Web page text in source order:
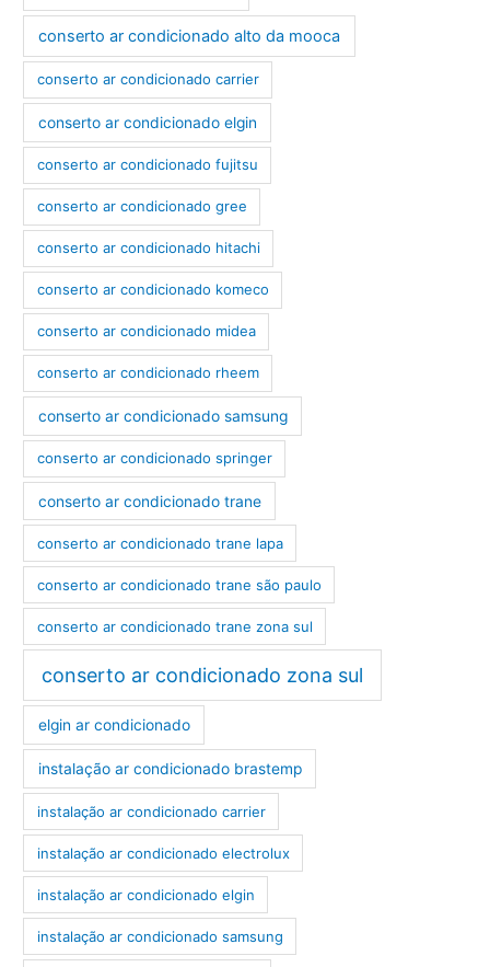
conserto ar condicionado alto da mooca
conserto ar condicionado carrier
conserto ar condicionado elgin
conserto ar condicionado fujitsu
conserto ar condicionado gree
conserto ar condicionado hitachi
conserto ar condicionado komeco
conserto ar condicionado midea
conserto ar condicionado rheem
conserto ar condicionado samsung
conserto ar condicionado springer
conserto ar condicionado trane
conserto ar condicionado trane lapa
conserto ar condicionado trane são paulo
conserto ar condicionado trane zona sul
conserto ar condicionado zona sul
elgin ar condicionado
instalação ar condicionado brastemp
instalação ar condicionado carrier
instalação ar condicionado electrolux
instalação ar condicionado elgin
instalação ar condicionado samsung